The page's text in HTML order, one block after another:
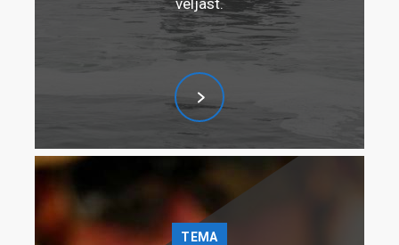
støvmasker. Kort oppsummert: "vanlige"
støvmasker er lite egnet for soldater.
SAFEgaiter er derimot utviklet med de
nødvendige egenskapene for militær bruk. Den
tilpasses kun langs øvre kant, noe som betyr at
ansiktshår ikke øker lekkasjen. I tillegg er
buffen vaskbar og kan gjenbrukes, i
motsetning til FFP-masker som er
engangsprodukter.
TEMA